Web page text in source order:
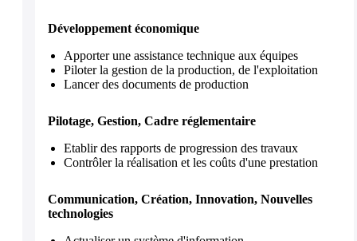
Développement économique
Apporter une assistance technique aux équipes
Piloter la gestion de la production, de l'exploitation
Lancer des documents de production
Pilotage, Gestion, Cadre réglementaire
Etablir des rapports de progression des travaux
Contrôler la réalisation et les coûts d'une prestation
Communication, Création, Innovation, Nouvelles
technologies